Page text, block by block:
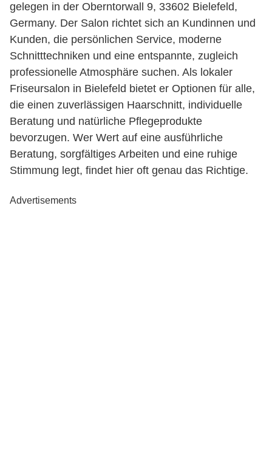
gelegen in der Oberntorwall 9, 33602 Bielefeld,
Germany. Der Salon richtet sich an Kundinnen und
Kunden, die persönlichen Service, moderne
Schnitttechniken und eine entspannte, zugleich
professionelle Atmosphäre suchen. Als lokaler
Friseursalon in Bielefeld bietet er Optionen für alle,
die einen zuverlässigen Haarschnitt, individuelle
Beratung und natürliche Pflegeprodukte
bevorzugen. Wer Wert auf eine ausführliche
Beratung, sorgfältiges Arbeiten und eine ruhige
Stimmung legt, findet hier oft genau das Richtige.
Advertisements